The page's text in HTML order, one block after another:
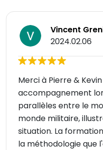
Vincent
2024.02.06
Merci à Pierre &
accompagnement
parallèles entre le
monde militaire,
situation. La
la méthodologie que